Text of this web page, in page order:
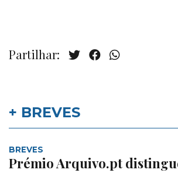
Partilhar:
+ BREVES
BREVES
Prémio Arquivo.pt